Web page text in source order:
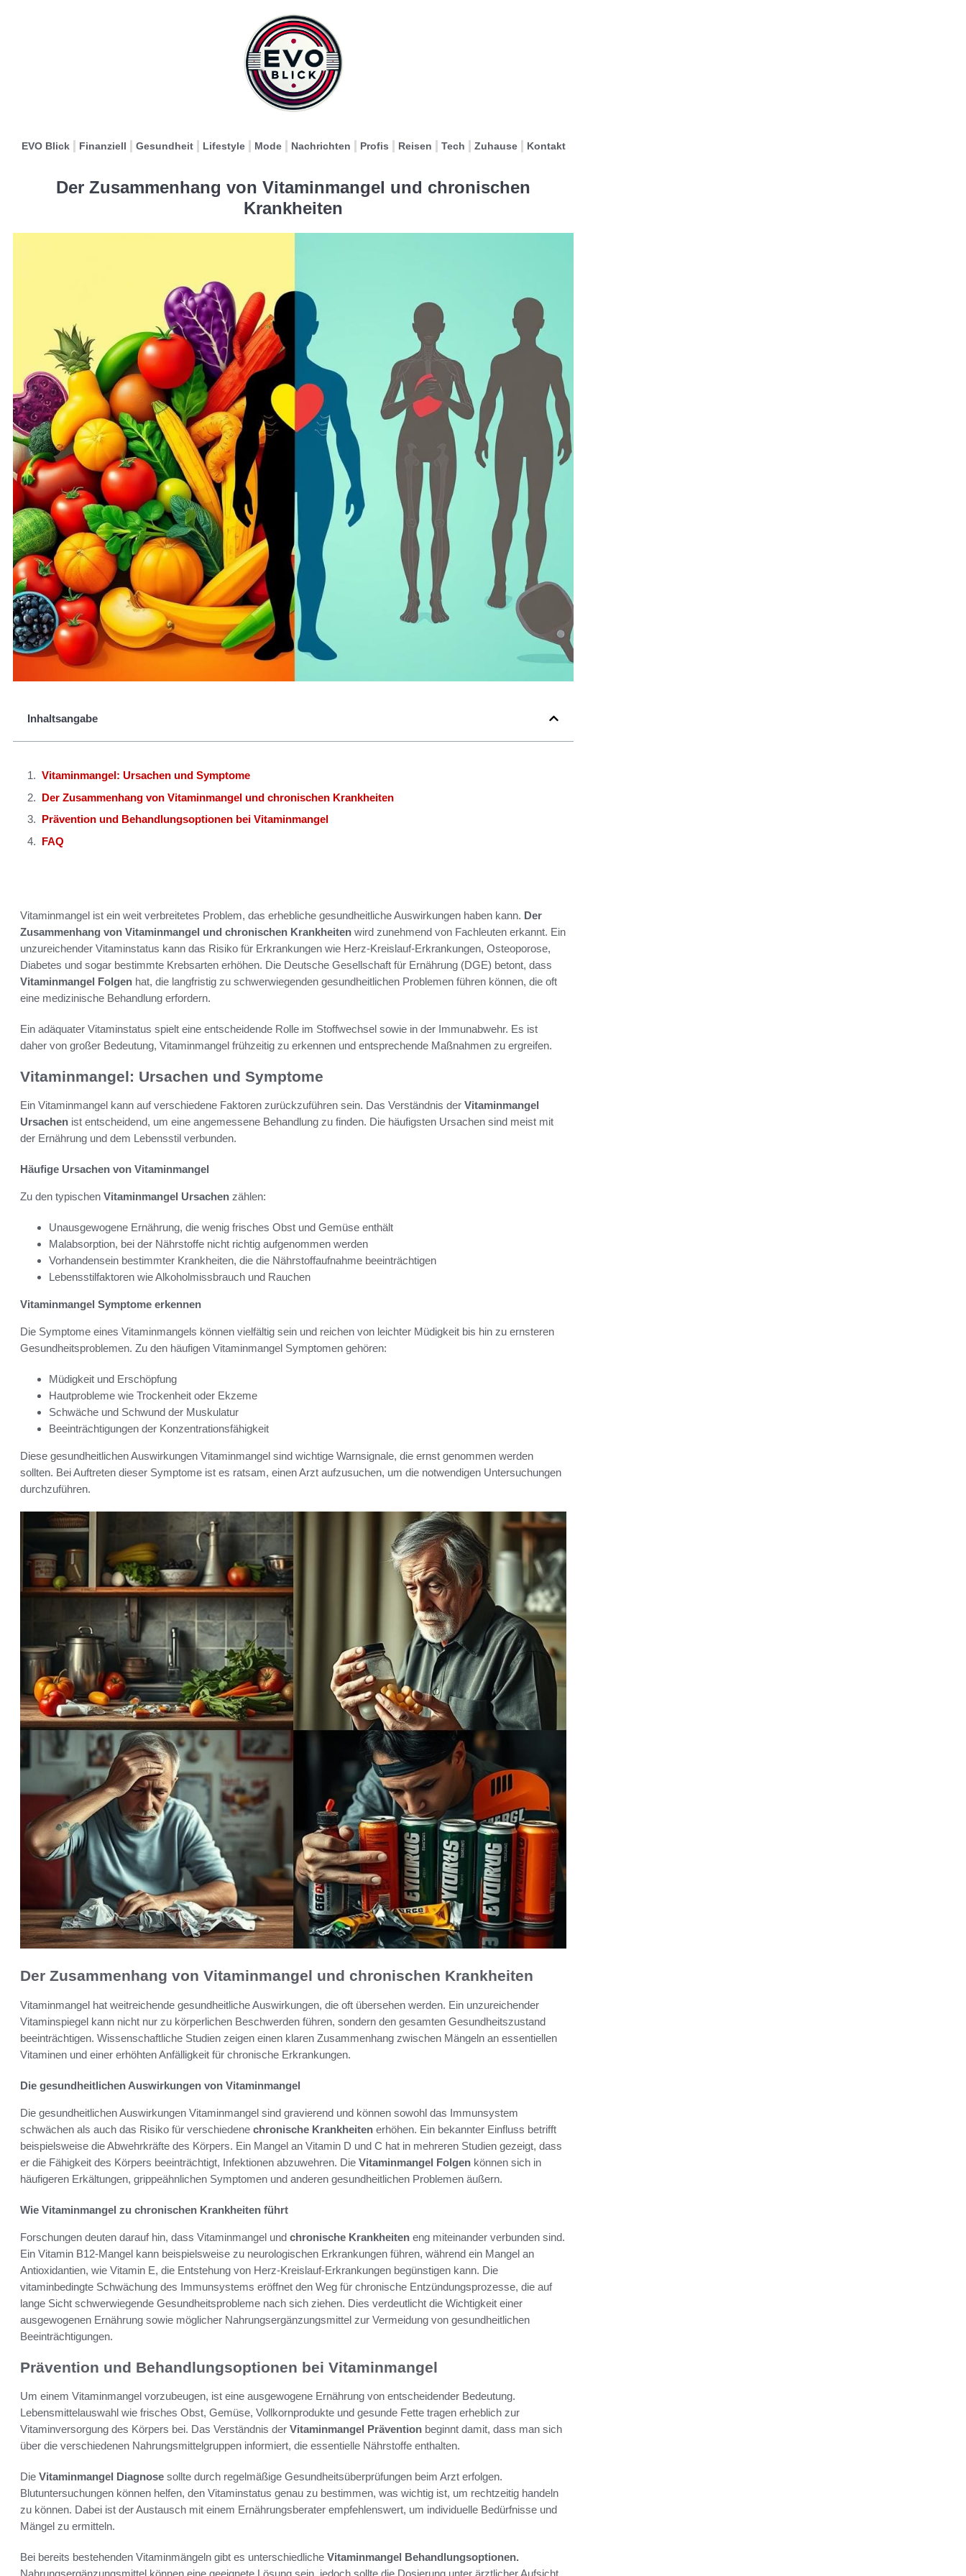
EVO Blick Finanziell Gesundheit Lifestyle Mode Nachrichten Profis Reisen Tech Zuhause Kontakt
Der Zusammenhang von Vitaminmangel und chronischen
Krankheiten
Inhaltsangabe
Vitaminmangel: Ursachen und Symptome
Der Zusammenhang von Vitaminmangel und chronischen Krankheiten
Prävention und Behandlungsoptionen bei Vitaminmangel
FAQ
Vitaminmangel ist ein weit verbreitetes Problem, das erhebliche gesundheitliche Auswirkungen haben kann. Der
Zusammenhang von Vitaminmangel und chronischen Krankheiten wird zunehmend von Fachleuten erkannt. Ein
unzureichender Vitaminstatus kann das Risiko für Erkrankungen wie Herz-Kreislauf-Erkrankungen, Osteoporose,
Diabetes und sogar bestimmte Krebsarten erhöhen. Die Deutsche Gesellschaft für Ernährung (DGE) betont, dass
Vitaminmangel Folgen hat, die langfristig zu schwerwiegenden gesundheitlichen Problemen führen können, die oft
eine medizinische Behandlung erfordern.
Ein adäquater Vitaminstatus spielt eine entscheidende Rolle im Stoffwechsel sowie in der Immunabwehr. Es ist
daher von großer Bedeutung, Vitaminmangel frühzeitig zu erkennen und entsprechende Maßnahmen zu ergreifen.
Vitaminmangel: Ursachen und Symptome
Ein Vitaminmangel kann auf verschiedene Faktoren zurückzuführen sein. Das Verständnis der Vitaminmangel
Ursachen ist entscheidend, um eine angemessene Behandlung zu finden. Die häufigsten Ursachen sind meist mit
der Ernährung und dem Lebensstil verbunden.
Häufige Ursachen von Vitaminmangel
Zu den typischen Vitaminmangel Ursachen zählen:
Unausgewogene Ernährung, die wenig frisches Obst und Gemüse enthält
Malabsorption, bei der Nährstoffe nicht richtig aufgenommen werden
Vorhandensein bestimmter Krankheiten, die die Nährstoffaufnahme beeinträchtigen
Lebensstilfaktoren wie Alkoholmissbrauch und Rauchen
Vitaminmangel Symptome erkennen
Die Symptome eines Vitaminmangels können vielfältig sein und reichen von leichter Müdigkeit bis hin zu ernsteren
Gesundheitsproblemen. Zu den häufigen Vitaminmangel Symptomen gehören:
Müdigkeit und Erschöpfung
Hautprobleme wie Trockenheit oder Ekzeme
Schwäche und Schwund der Muskulatur
Beeinträchtigungen der Konzentrationsfähigkeit
Diese gesundheitlichen Auswirkungen Vitaminmangel sind wichtige Warnsignale, die ernst genommen werden
sollten. Bei Auftreten dieser Symptome ist es ratsam, einen Arzt aufzusuchen, um die notwendigen Untersuchungen
durchzuführen.
Der Zusammenhang von Vitaminmangel und chronischen Krankheiten
Vitaminmangel hat weitreichende gesundheitliche Auswirkungen, die oft übersehen werden. Ein unzureichender
Vitaminspiegel kann nicht nur zu körperlichen Beschwerden führen, sondern den gesamten Gesundheitszustand
beeinträchtigen. Wissenschaftliche Studien zeigen einen klaren Zusammenhang zwischen Mängeln an essentiellen
Vitaminen und einer erhöhten Anfälligkeit für chronische Erkrankungen.
Die gesundheitlichen Auswirkungen von Vitaminmangel
Die gesundheitlichen Auswirkungen Vitaminmangel sind gravierend und können sowohl das Immunsystem
schwächen als auch das Risiko für verschiedene chronische Krankheiten erhöhen. Ein bekannter Einfluss betrifft
beispielsweise die Abwehrkräfte des Körpers. Ein Mangel an Vitamin D und C hat in mehreren Studien gezeigt, dass
er die Fähigkeit des Körpers beeinträchtigt, Infektionen abzuwehren. Die Vitaminmangel Folgen können sich in
häufigeren Erkältungen, grippeähnlichen Symptomen und anderen gesundheitlichen Problemen äußern.
Wie Vitaminmangel zu chronischen Krankheiten führt
Forschungen deuten darauf hin, dass Vitaminmangel und chronische Krankheiten eng miteinander verbunden sind.
Ein Vitamin B12-Mangel kann beispielsweise zu neurologischen Erkrankungen führen, während ein Mangel an
Antioxidantien, wie Vitamin E, die Entstehung von Herz-Kreislauf-Erkrankungen begünstigen kann. Die
vitaminbedingte Schwächung des Immunsystems eröffnet den Weg für chronische Entzündungsprozesse, die auf
lange Sicht schwerwiegende Gesundheitsprobleme nach sich ziehen. Dies verdeutlicht die Wichtigkeit einer
ausgewogenen Ernährung sowie möglicher Nahrungsergänzungsmittel zur Vermeidung von gesundheitlichen
Beeinträchtigungen.
Prävention und Behandlungsoptionen bei Vitaminmangel
Um einem Vitaminmangel vorzubeugen, ist eine ausgewogene Ernährung von entscheidender Bedeutung.
Lebensmittelauswahl wie frisches Obst, Gemüse, Vollkornprodukte und gesunde Fette tragen erheblich zur
Vitaminversorgung des Körpers bei. Das Verständnis der Vitaminmangel Prävention beginnt damit, dass man sich
über die verschiedenen Nahrungsmittelgruppen informiert, die essentielle Nährstoffe enthalten.
Die Vitaminmangel Diagnose sollte durch regelmäßige Gesundheitsüberprüfungen beim Arzt erfolgen.
Blutuntersuchungen können helfen, den Vitaminstatus genau zu bestimmen, was wichtig ist, um rechtzeitig handeln
zu können. Dabei ist der Austausch mit einem Ernährungsberater empfehlenswert, um individuelle Bedürfnisse und
Mängel zu ermitteln.
Bei bereits bestehenden Vitaminmängeln gibt es unterschiedliche Vitaminmangel Behandlungsoptionen.
Nahrungsergänzungsmittel können eine geeignete Lösung sein, jedoch sollte die Dosierung unter ärztlicher Aufsicht